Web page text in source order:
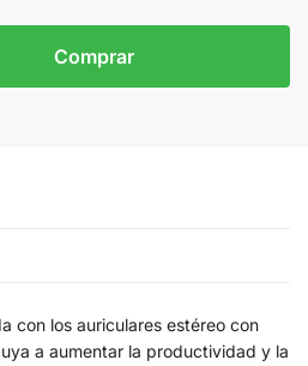
Comprar
con los auriculares estéreo con
a aumentar la productividad y la